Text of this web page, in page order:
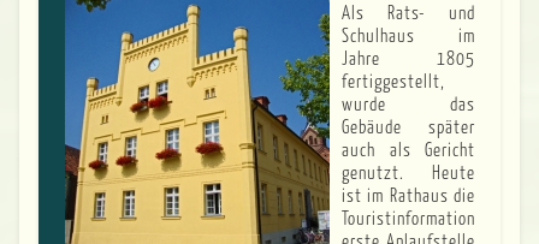
Als Rats- und
Schulhaus im
Jahre 1805
fertiggestellt,
wurde das
Gebäude später
auch als Gericht
genutzt. Heute
ist im Rathaus die
Touristinformation